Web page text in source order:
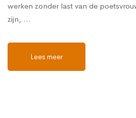
werken zonder last van de
zijn, …
Lees meer